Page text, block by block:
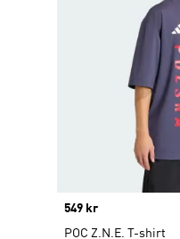
Price
549 kr
POC Z.N.E. T-shirt